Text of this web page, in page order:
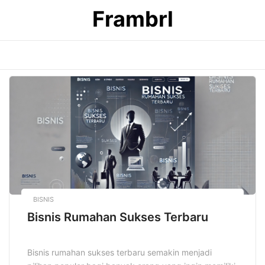
Frambrl
BISNIS
Bisnis Rumahan Sukses Terbaru
Bisnis rumahan sukses terbaru semakin menjadi